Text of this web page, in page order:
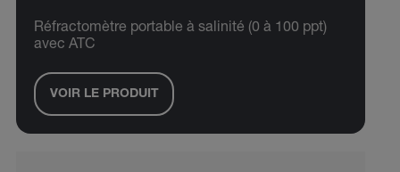
Réfractomètre portable à salinité (0 à 100 ppt)
avec ATC
VOIR LE PRODUIT